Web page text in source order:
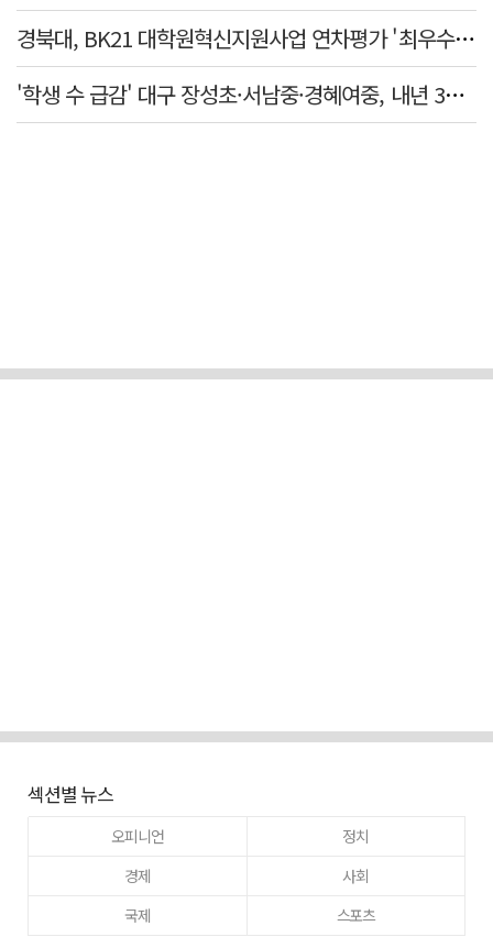
경북대, BK21 대학원혁신지원사업 연차평가 '최우수'… 6년 연속 사업비 증액
'학생 수 급감' 대구 장성초·서남중·경혜여중, 내년 3월 인근 학교와 통합
섹션별 뉴스
오피니언
정치
경제
사회
국제
스포츠